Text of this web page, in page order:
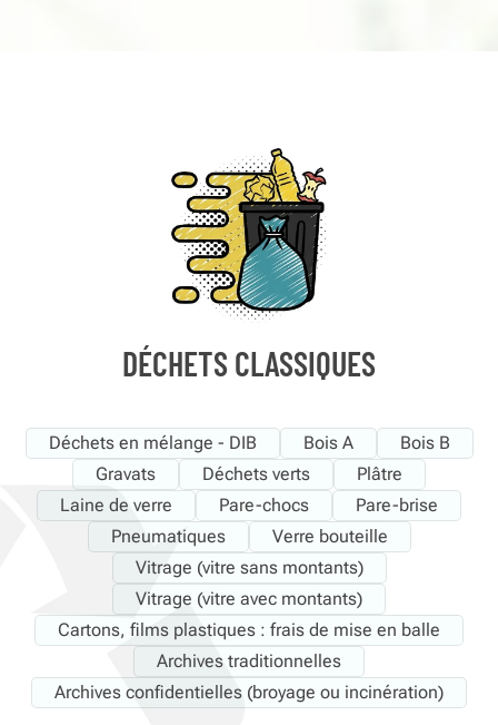
DÉCHETS CLASSIQUES
Déchets en mélange - DIB Bois A
Bois B
Gravats
Déchets verts
Plâtre
Laine de verre
Pare-chocs
Pare-brise
Pneumatiques
Verre bouteille
Vitrage (vitre sans montants)
Vitrage (vitre avec montants)
Cartons, films plastiques : frais de mise en balle
Archives traditionnelles
Archives confidentielles (broyage ou incinération)